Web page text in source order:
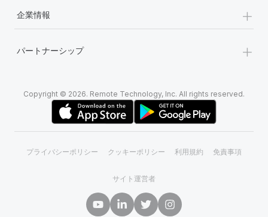
企業情報 +
パートナーシップ +
Copyright © 2026. Remote Technology, Inc. All rights reserved.
プライバシーポリシー クッキーポリシー 利用規約 免責事項
サイト運営者